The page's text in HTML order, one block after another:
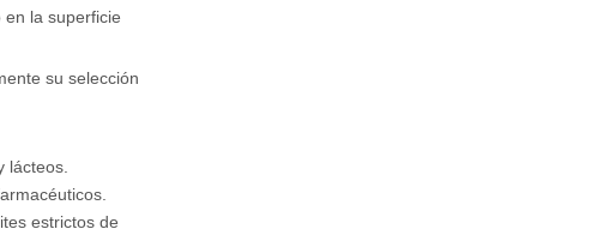
la superficie
su selección
lácteos.
estrictos de